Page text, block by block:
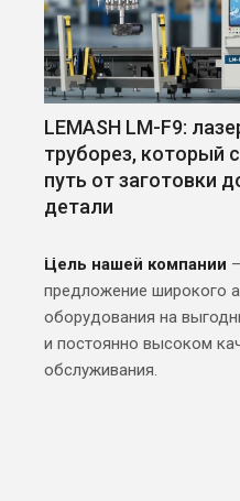
LEMASH LM-F9:
труборез, который
путь от заготовки
детали
Цель нашей компании
предложение широкого
оборудования на
и постоянно высоком
обслуживания.